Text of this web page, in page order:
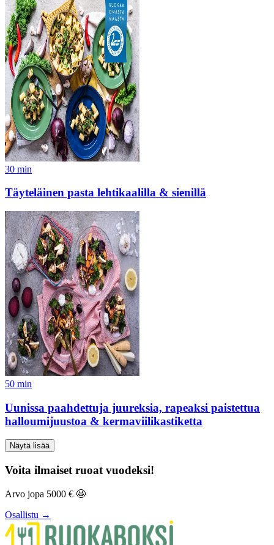
30 min
Täyteläinen pasta lehtikaalilla & sienillä
50 min
Uunissa paahdettuja juureksia, rapeaksi paistettua
halloumijuustoa & kermaviilikastiketta
Näytä lisää
Voita ilmaiset ruoat vuodeksi!
Arvo jopa 5000 € 🤩
Osallistu →